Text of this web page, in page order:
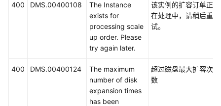
400 DMS.00400108
The Instance
exists for
processing scale
up order. Please
try again later.
该实例的扩容订单正
在处理中，请稍后重
试。
400 DMS.00400124
The maximum
number of disk
expansion times
has been
超过磁盘最大扩容次
数